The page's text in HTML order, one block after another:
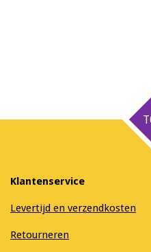
Klantenservice
Levertijd en verzendkosten
Retourneren